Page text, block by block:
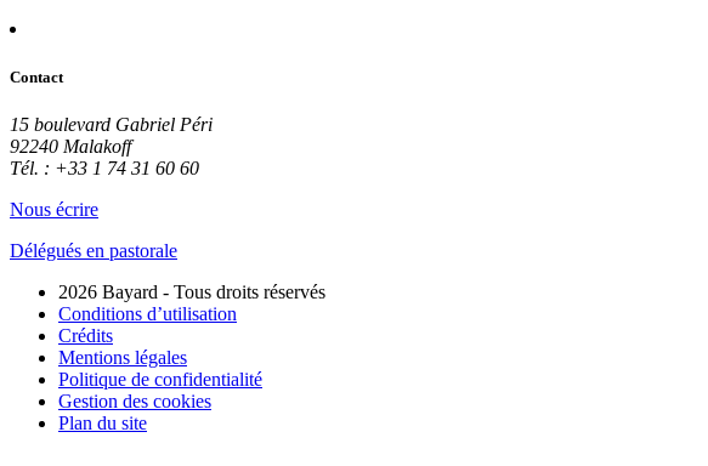
Contact
15 boulevard Gabriel Péri
92240 Malakoff
Tél. : +33 1 74 31 60 60
Nous écrire
Délégués en pastorale
2026 Bayard - Tous droits réservés
Conditions d’utilisation
Crédits
Mentions légales
Politique de confidentialité
Gestion des cookies
Plan du site